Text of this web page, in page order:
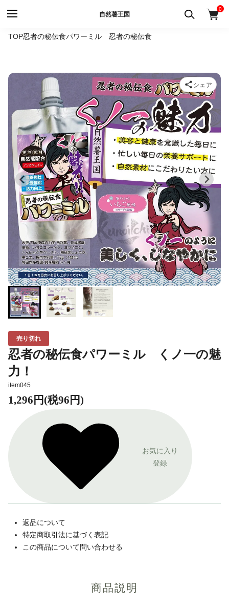
自然薯王国
0
TOP忍者の秘伝食パワーミル 忍者の秘伝食
売り切れ
忍者の秘伝食パワーミル くノ一の魅
力！
item045
1,296円(税96円)
お気に入り
登録
返品について
特定商取引法に基づく表記
この商品について問い合わせる
シェア
商品説明